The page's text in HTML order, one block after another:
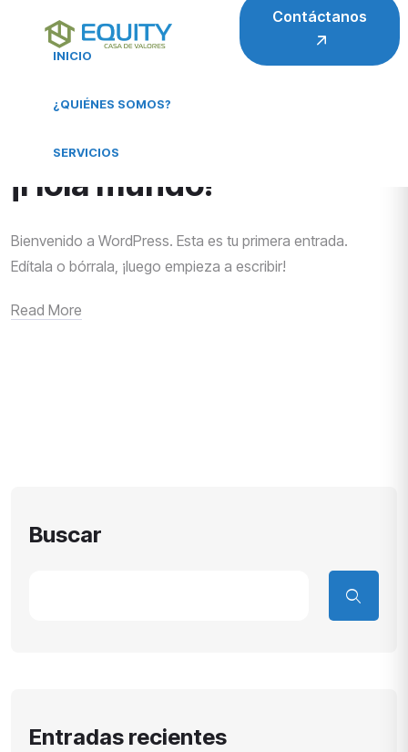
INICIO
¿QUIÉNES SOMOS?
SERVICIOS
Contáctanos
Sin Categoría
¡Hola mundo!
Bienvenido a WordPress. Esta es tu primera entrada.
Edítala o bórrala, ¡luego empieza a escribir!
Read More
Buscar
Entradas recientes